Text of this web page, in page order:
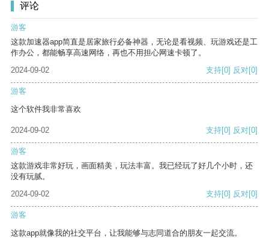
评论
游客
这款加速器app简直是居家旅行必备神器，无论是看视频、玩游戏还是工
作办公，都能畅享高速网络，再也不用担心网速卡顿了。
2024-09-02
支持[0] 反对[0]
游客
这个软件我非常喜欢
2024-09-02 支持[0] 反对[0]
游客
这款游戏非常好玩，画面精美，玩法丰富。我已经玩了好几个小时，还
没有玩腻。
2024-09-02
支持[0] 反对[0]
游客
这款app就像我的社交平台，让我能够与志同道合的朋友一起交流。